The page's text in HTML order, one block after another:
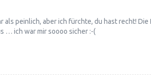
als peinlich, aber ich fürchte, du hast recht!
… ich war mir soooo sicher :-(